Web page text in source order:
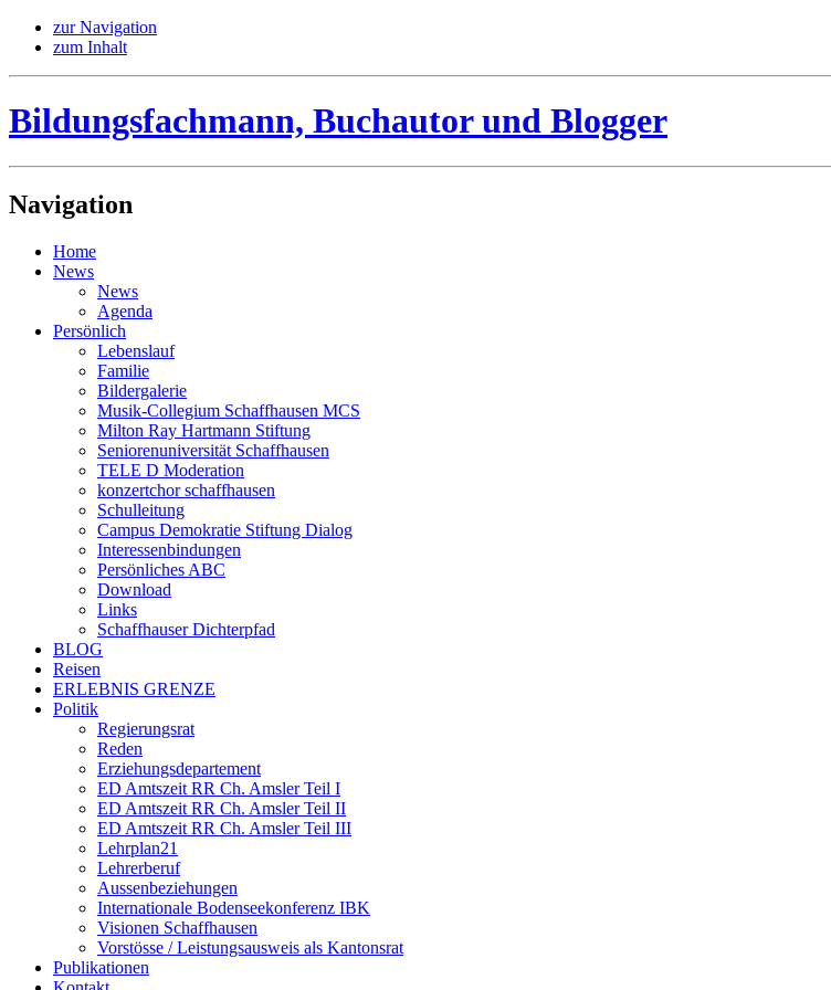
zur Navigation
zum Inhalt
Bildungsfachmann, Buchautor und Blogger
Navigation
Home
News
News
Agenda
Persönlich
Lebenslauf
Familie
Bildergalerie
Musik-Collegium Schaffhausen MCS
Milton Ray Hartmann Stiftung
Seniorenuniversität Schaffhausen
TELE D Moderation
konzertchor schaffhausen
Schulleitung
Campus Demokratie Stiftung Dialog
Interessenbindungen
Persönliches ABC
Download
Links
Schaffhauser Dichterpfad
BLOG
Reisen
ERLEBNIS GRENZE
Politik
Regierungsrat
Reden
Erziehungsdepartement
ED Amtszeit RR Ch. Amsler Teil I
ED Amtszeit RR Ch. Amsler Teil II
ED Amtszeit RR Ch. Amsler Teil III
Lehrplan21
Lehrerberuf
Aussenbeziehungen
Internationale Bodenseekonferenz IBK
Visionen Schaffhausen
Vorstösse / Leistungsausweis als Kantonsrat
Publikationen